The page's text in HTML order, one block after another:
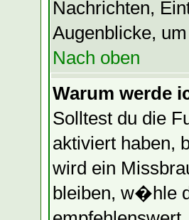
Nachrichten,
Augenblicke,
Nach oben
Warum werde
Solltest du die
aktiviert haben,
wird ein
bleiben, w�hle